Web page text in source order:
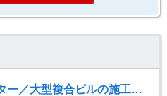
電気設備ＣＡＤオペレーター／大型複合ビルの施工図 ※Tfas